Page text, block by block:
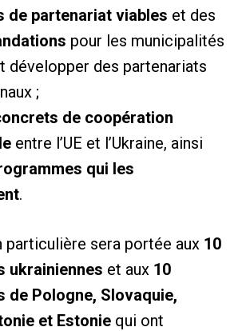
de partenariat viables et des
pour les municipalités
développer des partenariats
;
de coopération
entre l’UE et l’Ukraine, ainsi
qui les
.
particulière sera portée aux 10
ukrainiennes et aux 10
de Pologne, Slovaquie,
et Estoniequi ont